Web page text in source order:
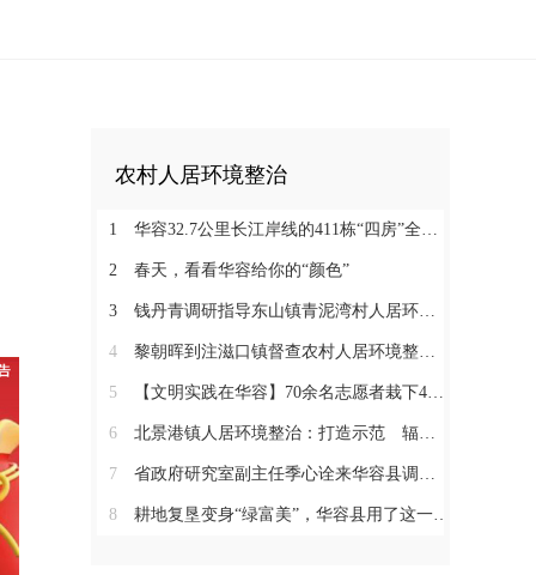
农村人居环境整治
1 华容32.7公里长江岸线的411栋“四房”全部被拆除
2 春天，看看华容给你的“颜色”
3 钱丹青调研指导东山镇青泥湾村人居环境整治工作
4 黎朝晖到注滋口镇督查农村人居环境整治工作
5 【文明实践在华容】70余名志愿者栽下400多株“希望之树”
6 北景港镇人居环境整治：打造示范 辐射带动 全域推进
7 省政府研究室副主任季心诠来华容县调研农村建房和宜居美丽乡村建设
8 耕地复垦变身“绿富美”，华容县用了这一招！